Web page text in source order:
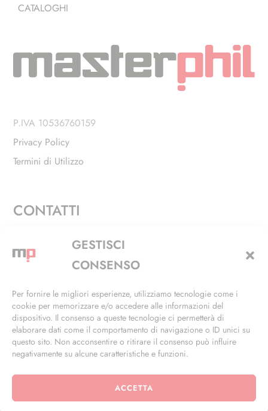
GESTISCI
CONSENSO
Per fornire le migliori esperienze, utilizziamo tecnologie come i
cookie per memorizzare e/o accedere alle informazioni del
dispositivo. Il consenso a queste tecnologie ci permetterà di
elaborare dati come il comportamento di navigazione o ID unici su
questo sito. Non acconsentire o ritirare il consenso può influire
negativamente su alcune caratteristiche e funzioni.
ACCETTA
CATALOGHI
P.IVA 10536760159
Privacy Policy
Termini di Utilizzo
CONTATTI
Via Alfieri, 27 - Trezzano Sul Naviglio (MI)
+39 02 4846 3155
info@masterphil.it